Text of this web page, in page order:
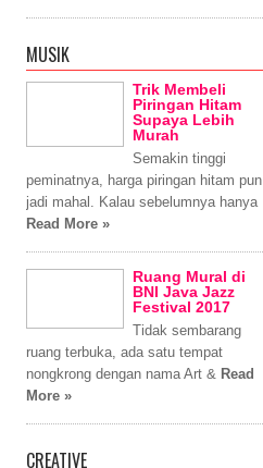
MUSIK
Trik Membeli
Piringan Hitam
Supaya Lebih
Murah
Semakin tinggi
peminatnya, harga piringan hitam pun
jadi mahal. Kalau sebelumnya hanya
Read More »
Ruang Mural di
BNI Java Jazz
Festival 2017
Tidak sembarang
ruang terbuka, ada satu tempat
nongkrong dengan nama Art & Read
More »
CREATIVE